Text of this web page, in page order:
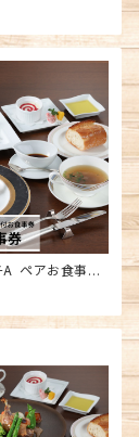
招待券
A ペアお食事券